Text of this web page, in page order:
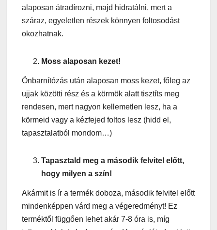
alaposan átradírozni, majd hidratálni, mert a
száraz, egyeletlen részek könnyen foltosodást
okozhatnak.
Moss alaposan kezet!
Önbarnítózás után alaposan moss kezet, főleg az
ujjak közötti rész és a körmök alatt tisztíts meg
rendesen, mert nagyon kellemetlen lesz, ha a
körmeid vagy a kézfejed foltos lesz (hidd el,
tapasztalatból mondom…)
Tapasztald meg a második felvitel előtt,
hogy milyen a szín!
Akármit is ír a termék doboza, második felvitel előtt
mindenképpen várd meg a végeredményt! Ez
terméktől függően lehet akár 7-8 óra is, míg